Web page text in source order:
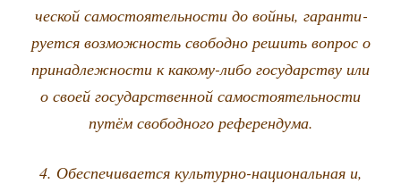
че­ской само­сто­я­тель­но­сти до вой­ны, гаран­ти­
ру­ет­ся воз­мож­ность сво­бод­но решить вопрос о
при­над­леж­но­сти к како­му-либо госу­дар­ству или
о сво­ей госу­дар­ствен­ной само­сто­я­тель­но­сти
путём сво­бод­но­го референдума.
4. Обес­пе­чи­ва­ет­ся куль­тур­но-наци­о­наль­ная и,